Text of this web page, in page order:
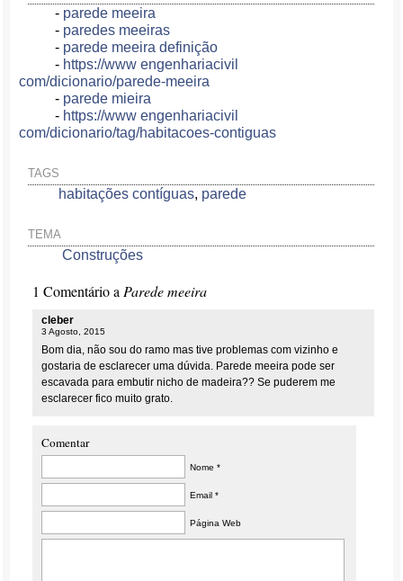
- parede meeira
- paredes meeiras
- parede meeira definição
- https://www engenhariacivil
com/dicionario/parede-meeira
- parede mieira
- https://www engenhariacivil
com/dicionario/tag/habitacoes-contiguas
TAGS
habitações contíguas, parede
TEMA
Construções
1 Comentário a Parede meeira
cleber
3 Agosto, 2015
Bom dia, não sou do ramo mas tive problemas com vizinho e
gostaria de esclarecer uma dúvida. Parede meeira pode ser
escavada para embutir nicho de madeira?? Se puderem me
esclarecer fico muito grato.
Comentar
Nome *
Email *
Página Web